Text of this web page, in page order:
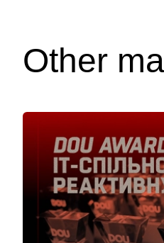
Other